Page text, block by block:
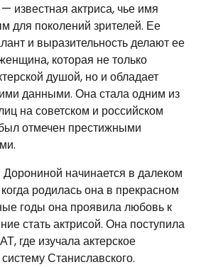
— известная актриса, чье имя
для поколений зрителей. Ее
и выразительность делают ее
которая не только
душой, но и обладает
данными. Она стала одним из
на советском и российском
отмечен престижными
начинается в далеком
когда родилась она в прекрасном
годы она проявила любовь к
стать актрисой. Она поступила
где изучала актерское
Станиславского.